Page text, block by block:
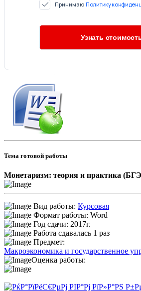
Принимаю Политику
Тема готовой работы
Монетаризм: теория и практика
Вид работы: Курсовая
Формат работы: Word
Год сдачи: 2017г.
Работа сдавалась 1 раз
Предмет:
Макроэкономика и государственное
Оценка работы: